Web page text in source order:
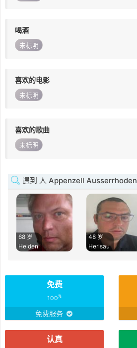
喝酒
未标明
喜欢的电影
未标明
喜欢的歌曲
未标明
遇到 人 Appenzell Ausserrhoden
68 岁
Heiden
48 岁
Herisau
免费
100%
免费服务
认真